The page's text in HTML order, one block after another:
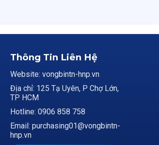
Thông Tin Liên Hệ
Website: vongbintn-hnp.vn
Địa chỉ: 125 Tạ Uyên, P Chợ Lớn,
TP HCM
Hotline: 0906 858 758
Email: purchasing01@vongbintn-
hnp.vn